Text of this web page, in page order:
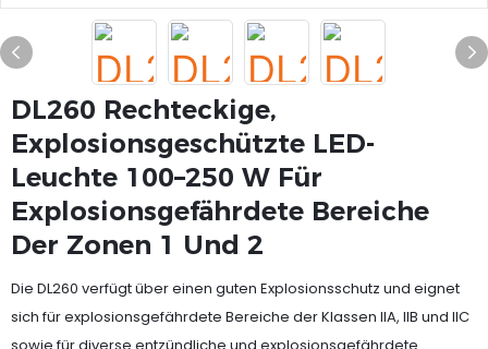
DL260 Rechteckige,
Explosionsgeschützte LED-
Leuchte 100–250 W Für
Explosionsgefährdete Bereiche
Der Zonen 1 Und 2
Die DL260 verfügt über einen guten Explosionsschutz und eignet
sich für explosionsgefährdete Bereiche der Klassen IIA, IIB und IIC